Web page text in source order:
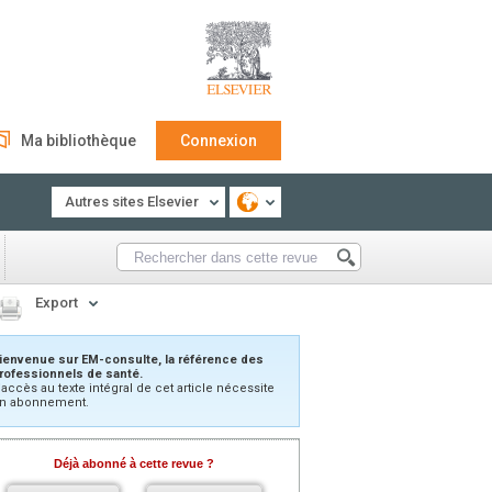
Ma bibliothèque Connexion
Autres sites Elsevier
Export
sur EM-consulte, la référence des
de santé.
au texte intégral de cet article nécessite
abonnement.
Déjà abonné à cette revue ?